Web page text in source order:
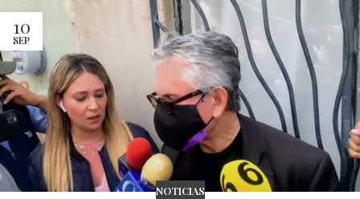
10
SEP
NOTICIAS